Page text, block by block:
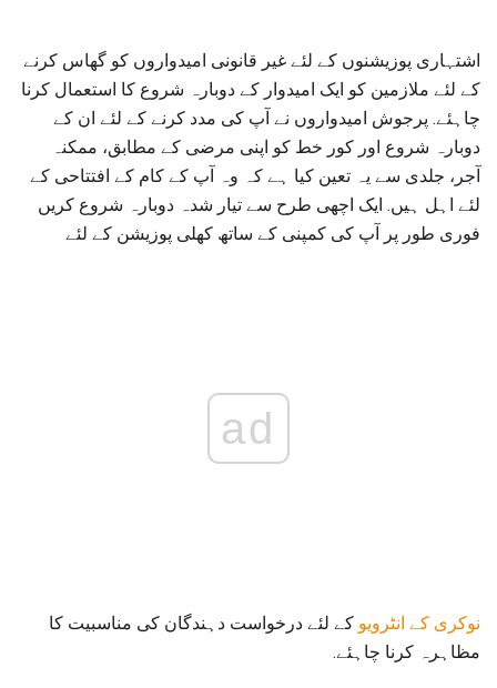
اشتہاری پوزیشنوں کے لئے غیر قانونی امیدواروں کو گھاس کرنے
کے لئے ملازمین کو ایک امیدوار کے دوبارہ شروع کا استعمال کرنا
چاہئے. پرجوش امیدواروں نے آپ کی مدد کرنے کے لئے ان کے
دوبارہ شروع اور کور خط کو اپنی مرضی کے مطابق، ممکنہ
آجر، جلدی سے یہ تعین کیا ہے کہ وہ آپ کے کام کے افتتاحی کے
لئے اہل ہیں. ایک اچھی طرح سے تیار شدہ دوبارہ شروع کریں
فوری طور پر آپ کی کمپنی کے ساتھ کھلی پوزیشن کے لئے
ad
نوکری کے انٹرویو کے لئے درخواست دہندگان کی مناسبیت کا
مظاہرہ کرنا چاہئے.